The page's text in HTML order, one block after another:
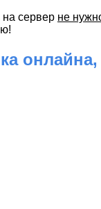
на сервер не